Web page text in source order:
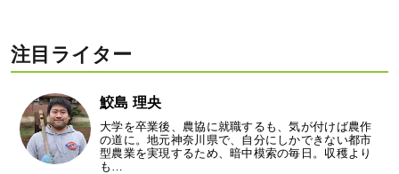
注目ライター
鮫島 理央
大学を卒業後、農協に就職するも、気が付けば農作
の道に。地元神奈川県で、自分にしかできない都市
型農業を実現するため、暗中模索の毎日。収穫より
も…